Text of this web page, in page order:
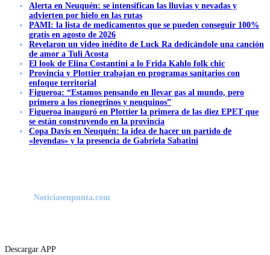
Alerta en Neuquén: se intensifican las lluvias y nevadas y
advierten por hielo en las rutas
PAMI: la lista de medicamentos que se pueden conseguir 100%
gratis en agosto de 2026
Revelaron un video inédito de Luck Ra dedicándole una canción
de amor a Tuli Acosta
El look de Elina Costantini a lo Frida Kahlo folk chic
Provincia y Plottier trabajan en programas sanitarios con
enfoque territorial
Figueroa: “Estamos pensando en llevar gas al mundo, pero
primero a los rionegrinos y neuquinos”
Figueroa inauguró en Plottier la primera de las diez EPET que
se están construyendo en la provincia
Copa Davis en Neuquén: la idea de hacer un partido de
«leyendas» y la presencia de Gabriela Sabatini
Noticiasenpunta.com
Descargar APP